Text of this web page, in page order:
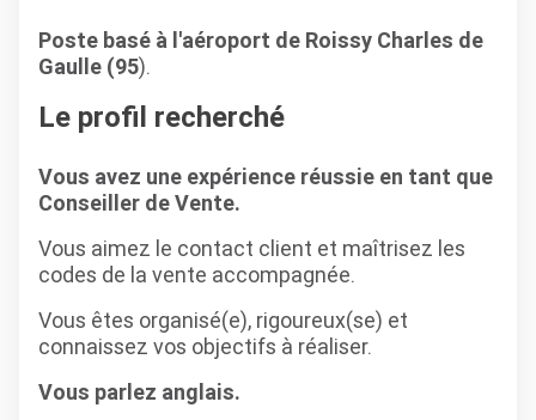
Poste basé à l'aéroport de Roissy Charles de
Gaulle (95).
Le profil recherché
Vous avez une expérience réussie en tant que
Conseiller de Vente.
Vous aimez le contact client et maîtrisez les
codes de la vente accompagnée.
Vous êtes organisé(e), rigoureux(se) et
connaissez vos objectifs à réaliser.
Vous parlez anglais.